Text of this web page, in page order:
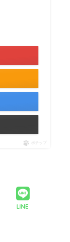
ポチップ
LINE